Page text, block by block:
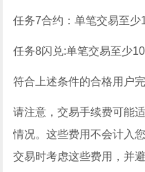
任务7合约：单笔交易至少
任务8闪兑:单笔交易至少
符合上述条件的合格用户
请注意，交易手续费可能
情况。这些费用不会计入
交易时考虑这些费用，并